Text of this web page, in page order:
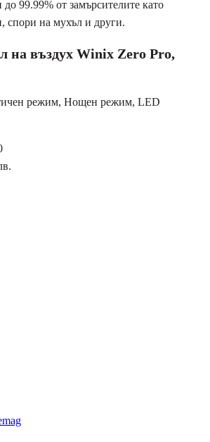
99.99% от замърсителите като
спори на мухъл и други.
на въздух Winix Zero Pro,
режим, Нощен режим, LED